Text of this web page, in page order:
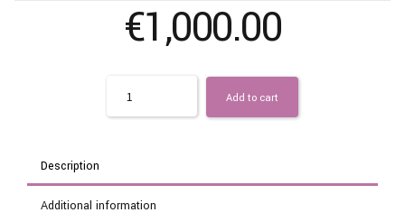
€1,000.00
Add to cart
Description
Additional information